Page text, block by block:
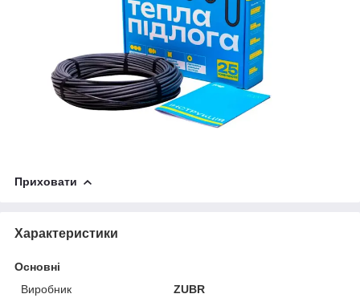
Приховати
Характеристики
Основні
Виробник
ZUBR